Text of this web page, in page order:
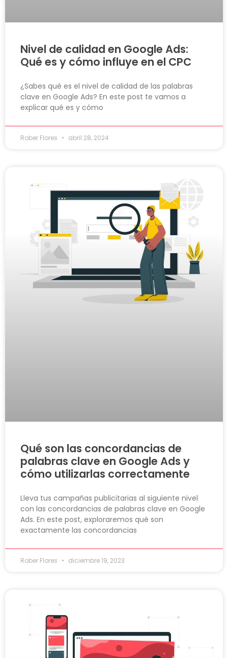
Nivel de calidad en Google Ads:
Qué es y cómo influye en el CPC
¿Sabes qué es el nivel de calidad de las palabras
clave en Google Ads? En este post te vamos a
explicar qué es y cómo
Rober Flores abril 28, 2024
Qué son las concordancias de
palabras clave en Google Ads y
cómo utilizarlas correctamente
Lleva tus campañas publicitarias al siguiente nivel
con las concordancias de palabras clave en Google
Ads. En este post, exploraremos qué son
exactamente las concordancias
Rober Flores diciembre 19, 2023